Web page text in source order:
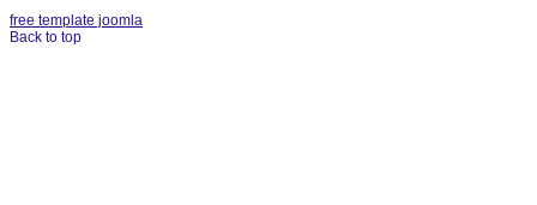
free template joomla
Back to top